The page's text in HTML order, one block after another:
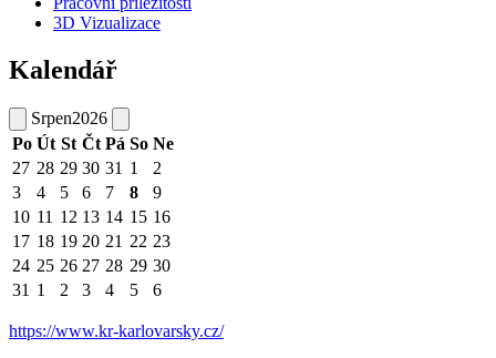
3D Vizualizace
Kalendář
Srpen2026
Po Út St Čt Pá So Ne
27 28 29 30 31 1
2
3
4 5 6 7 8
9
10 11 12 13 14 15 16
17 18 19 20 21 22 23
24 25 26 27 28 29 30
31 1 2 3 4 5 6
https://www.kr-karlovarsky.cz/